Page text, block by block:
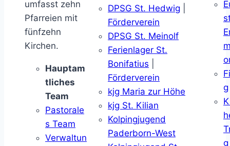
umfasst zehn
Pfarreien mit
fünfzehn
Kirchen.
Hauptam
tliches
Team
Pastorale
s Team
Verwaltun
DPSG St. Hedwig
Förderverein
DPSG St. Meinolf
Ferienlager St.
Bonifatius
Förderverein
kjg Maria zur Höhe
kjg St. Kilian
Kolpingjugend
Paderborn-West
g
g